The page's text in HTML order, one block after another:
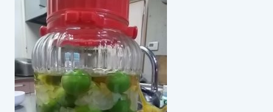
お問い合わせ
Tel.098-863-7264
平日 9:00～22:00｜土祝 9:00～21:00